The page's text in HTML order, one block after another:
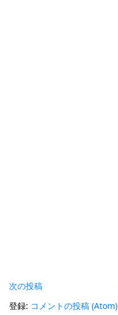
次の投稿
登録: コメントの投稿 (Atom)